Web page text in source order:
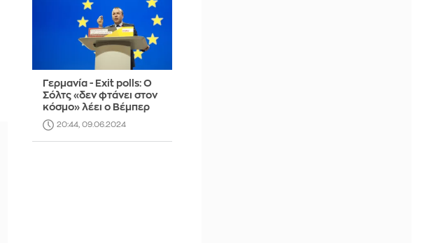
Γερμανία - Exit polls: Ο
Σόλτς «δεν φτάνει στον
κόσμο» λέει ο Βέμπερ
20:44, 09.06.2024